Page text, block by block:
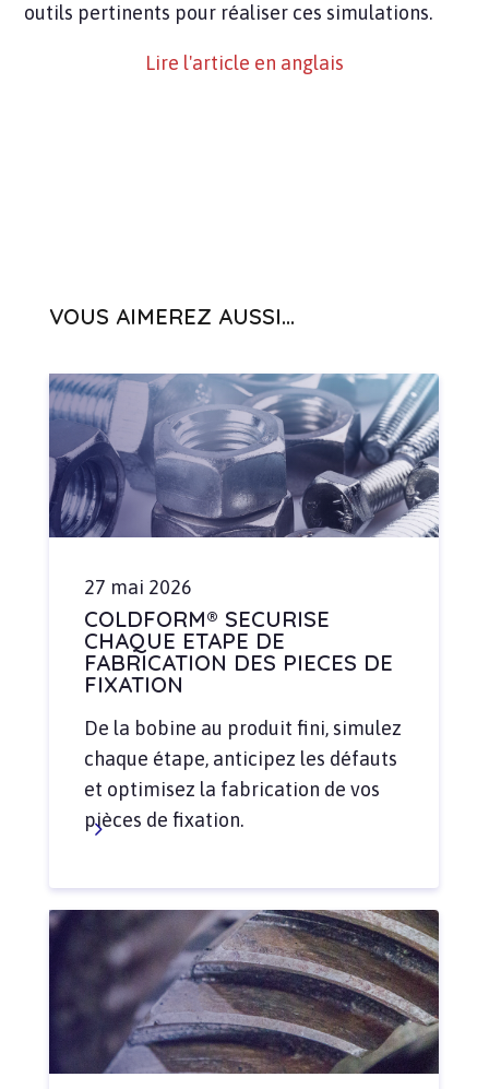
outils pertinents pour réaliser ces simulations.
Lire l'article en anglais
VOUS AIMEREZ AUSSI...
27 mai 2026
COLDFORM® SECURISE
CHAQUE ETAPE DE
FABRICATION DES PIECES DE
FIXATION
De la bobine au produit fini, simulez
chaque étape, anticipez les défauts
et optimisez la fabrication de vos
pièces de fixation.